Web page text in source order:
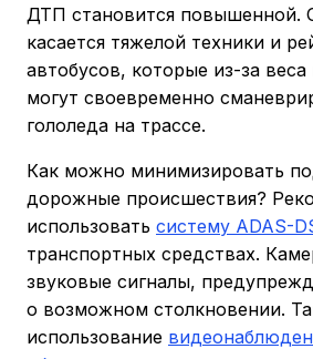
ДТП становится повышенной.
касается тяжелой техники и
автобусов, которые из-за веса
могут своевременно
гололеда на трассе.
Как можно минимизировать
дорожные происшествия?
использовать систему ADAS-
транспортных средствах.
звуковые сигналы,
о возможном столкновении.
использование